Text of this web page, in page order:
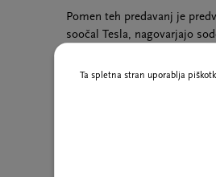
Pomen teh predavanj je
soočal Tesla, nagovarjajo
lastništva in nadzora
ki njegovo vizijo sooča z
Ta spletna stran uporablja